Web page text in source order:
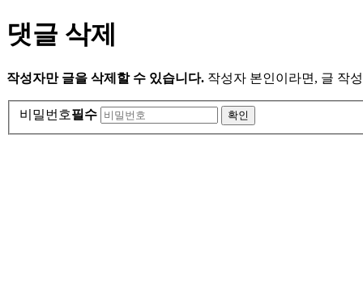
댓글 삭제
작성자만 글을 삭제할 수 있습니다. 작성자 본인이라면, 글 작
비밀번호필수